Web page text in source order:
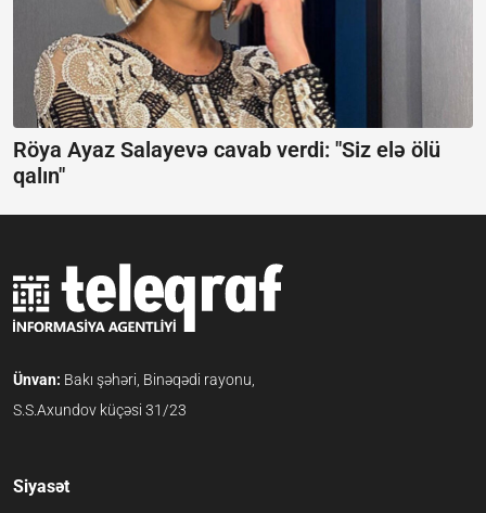
Röya Ayaz Salayevə cavab verdi: "Siz elə ölü
qalın"
Ünvan: Bakı şəhəri, Binəqədi rayonu,
S.S.Axundov küçəsi 31/23
Siyasət